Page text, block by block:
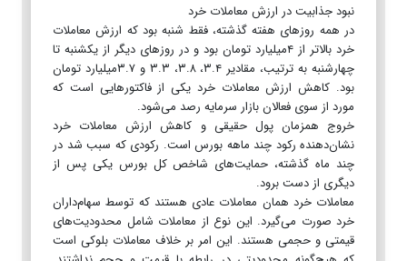
نبود جذابیت در ارزش معاملات خرد
در همه روزهای هفته گذشته، فقط شنبه بود که ارزش معاملات
خرد بالاتر از ۴میلیارد تومان بود و در روزهای دیگر از یکشنبه تا
چهارشنبه به ترتیب، مقادیر ۳.۴، ۳.۸، ۳.۳ و ۳.۷میلیارد تومان
بود. کاهش ارزش معاملات خرد یکی از فاکتورهایی است که
مورد از سوی فعالان بازار سرمایه رصد می‌شود.
خروج همزمان پول حقیقی و کاهش ارزش معاملات خرد
نشان‌دهنده رکود چند ماهه بورس است. رکودی که سبب شد در
چند ماه گذشته، حمایت‌های شاخص کل بورس یکی پس از
دیگری از دست برود.
معاملات خرد همان معاملات عادی هستند که توسط سهام‌داران
خرد صورت می‌گیرد. این نوع از معاملات شامل محدودیت‌های
قیمتی و حجمی هستند. این امر بر خلاف معاملات بلوکی است